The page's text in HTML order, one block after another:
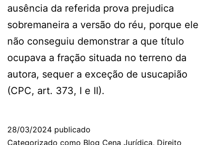
ausência da referida prova prejudica
sobremaneira a versão do réu, porque ele
não conseguiu demonstrar a que título
ocupava a fração situada no terreno da
autora, sequer a exceção de usucapião
(CPC, art. 373, I e II).
28/03/2024 publicado
Categorizado como Blog Cena Jurídica, Direito